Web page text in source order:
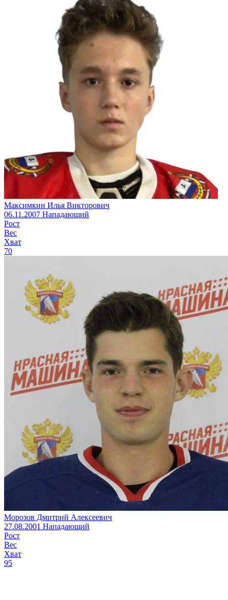
Максимкин Илья Викторович
06.11.2007 Нападающий
Рост
Вес
Хват
70
Морозов Дмитрий Алексеевич
27.08.2001 Нападающий
Рост
Вес
Хват
95